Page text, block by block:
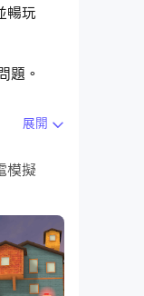
暢玩
題。
of
展開
模擬